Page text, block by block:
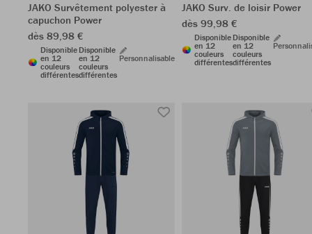
JAKO Survêtement polyester à
capuchon Power
dès 89,98 €
Disponible
en 12
couleurs
différentes
Disponible
en 12
couleurs
différentes
Personnalisable
JAKO Surv. de loisir Power
dès 99,98 €
Disponible
en 12
couleurs
différentes
Disponible
en 12
couleurs
différentes